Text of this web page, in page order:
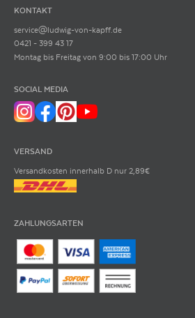
KONTAKT
service@ludwig-von-kapff.de
0421 - 399 43 17
Montag bis Freitag von 9:00 bis 17:00 Uhr
SOCIAL MEDIA
VERSAND
Versandkosten innerhalb D nur 2,89€
ZAHLUNGSARTEN